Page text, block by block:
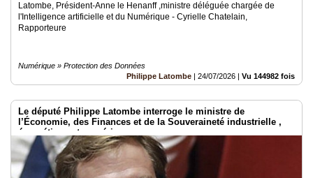
Latombe, Président-Anne le Henanff ,ministre déléguée chargée de
l'Intelligence artificielle et du Numérique - Cyrielle Chatelain,
Rapporteure
Numérique » Protection des Données
Philippe Latombe | 24/07/2026 | Vu 144982 fois
Le député Philippe Latombe interroge le ministre de
l’Économie, des Finances et de la Souveraineté industrielle ,
énergétique et numérique